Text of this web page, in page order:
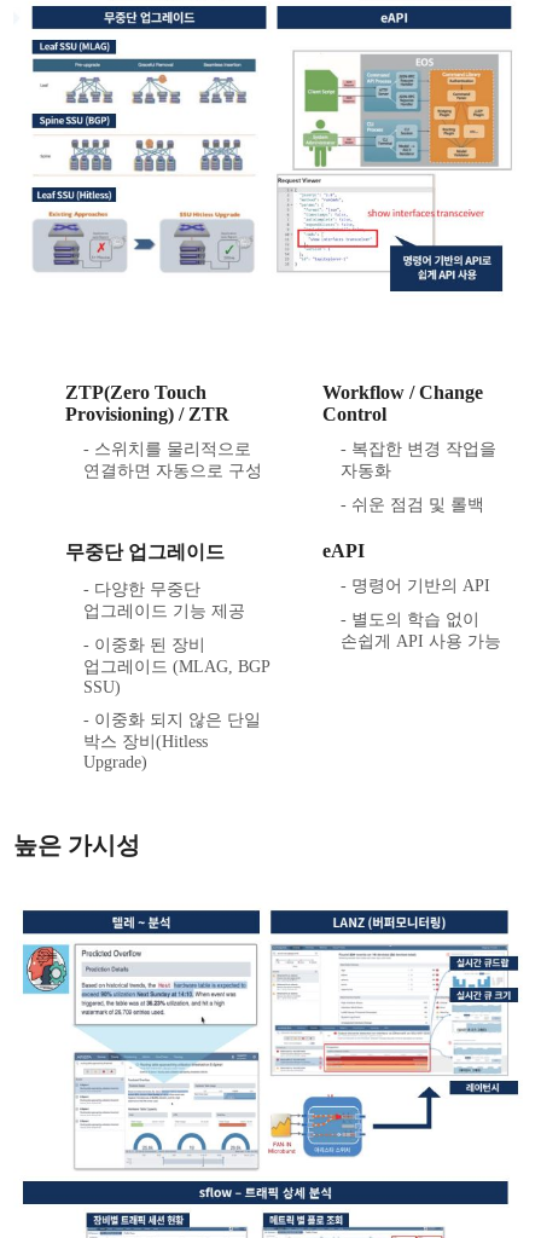
ZTP(Zero Touch
Provisioning) / ZTR
- 스위치를 물리적으로
연결하면 자동으로 구성
Workflow / Change
Control
- 복잡한 변경 작업을
자동화
- 쉬운 점검 및 롤백
무중단 업그레이드
- 다양한 무중단
업그레이드 기능 제공
- 이중화 된 장비
업그레이드 (MLAG, BGP
SSU)
- 이중화 되지 않은 단일
박스 장비(Hitless
Upgrade)
eAPI
- 명령어 기반의 API
- 별도의 학습 없이
손쉽게 API 사용 가능
높은 가시성